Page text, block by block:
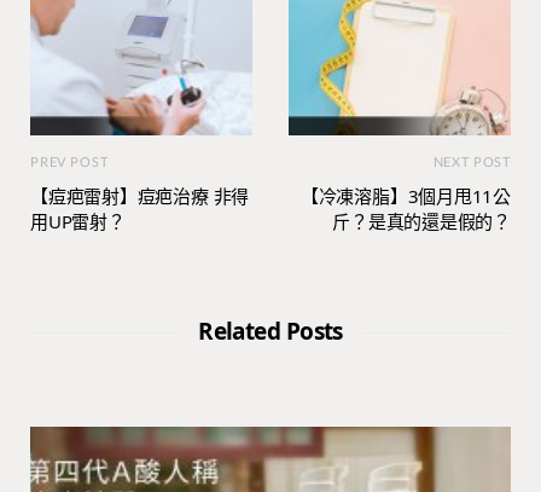
PREV POST
【痘疤雷射】痘疤治療 非得
用UP雷射？
NEXT POST
【冷凍溶脂】3個月甩11公
斤？是真的還是假的？
Related Posts